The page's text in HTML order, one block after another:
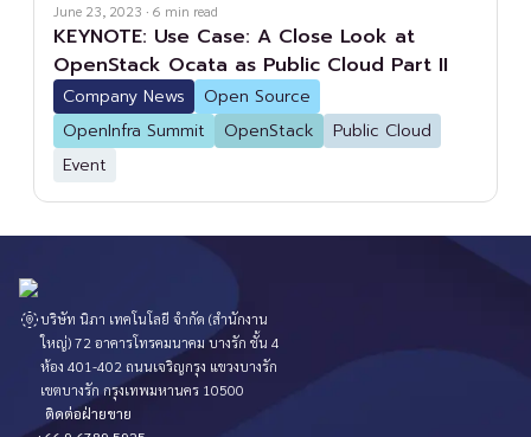
June 23, 2023 · 6 min read
KEYNOTE: Use Case: A Close Look at
OpenStack Ocata as Public Cloud Part II
Company News
Open Source
OpenInfra Summit
OpenStack
Public Cloud
Event
บริษัท นิภา เทคโนโลยี จำกัด (สำนักงาน
ใหญ่) 72 อาคารโทรคมนาคม บางรัก ชั้น 4
ห้อง 401-402 ถนนเจริญกรุง แขวงบางรัก
เขตบางรัก กรุงเทพมหานคร 10500
ติดต่อฝ่ายขาย